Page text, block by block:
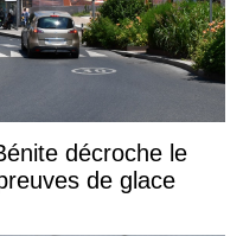
décroche le
de glace